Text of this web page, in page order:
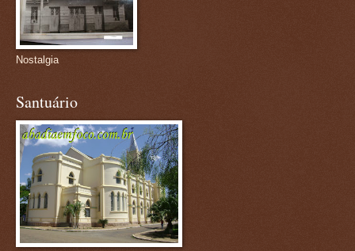
Nostalgia
Santuário